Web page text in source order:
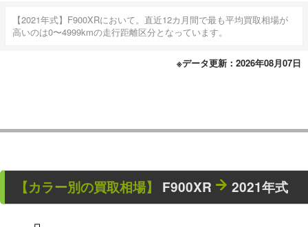
【2021年式】F900XRにおいて。直近12カ月間で最も平均買取相場が
高いのは0〜4999kmの走行距離区分となっています。
※データ更新：2026年08月07日
【カラー別の買取相場】 F900XR 2021年式